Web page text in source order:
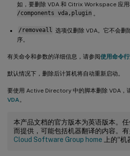
如，要删除 VDA 和 Citrix Workspace 应
/components vda,plugin 。
/removeall 选项仅删除 VDA。它不会
序。
有关命令和参数的详细信息，请参阅使用命令
默认情况下，删除后计算机将自动重新启动。
要使用 Active Directory 中的脚本删除 VDA，
VDA 。
本产品文档的官方版本为英语版本。
而提供，可能包括机器翻译的内容。
Cloud Software Group home 上的“机